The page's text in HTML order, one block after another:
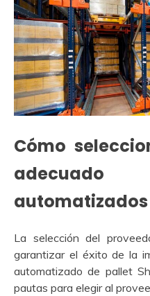
Cómo
adecuado
automatizados
La selección del
garantizar el éxito de la
automatizado de pallet
pautas para elegir al